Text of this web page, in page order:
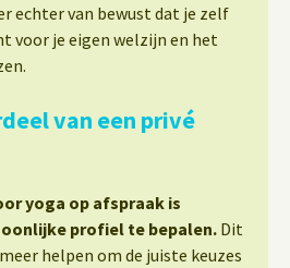
echter van bewust dat je zelf
voor je eigen welzijn en het
van een privé
yoga op afspraak is
profiel te bepalen. Dit
helpen om de juiste keuzes